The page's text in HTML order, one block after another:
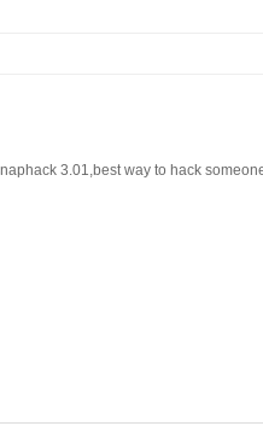
3.01,best way to hack